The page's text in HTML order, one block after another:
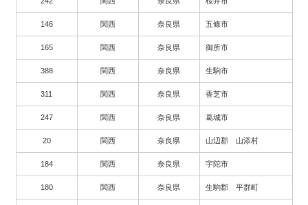
146 関西 奈良県 五條市
165 関西 奈良県 御所市
388 関西 奈良県 生駒市
311 関西 奈良県 香芝市
247 関西 奈良県 葛城市
20 関西 奈良県 山辺郡 山添村
184 関西 奈良県 宇陀市
180 関西 奈良県 生駒郡 平群町